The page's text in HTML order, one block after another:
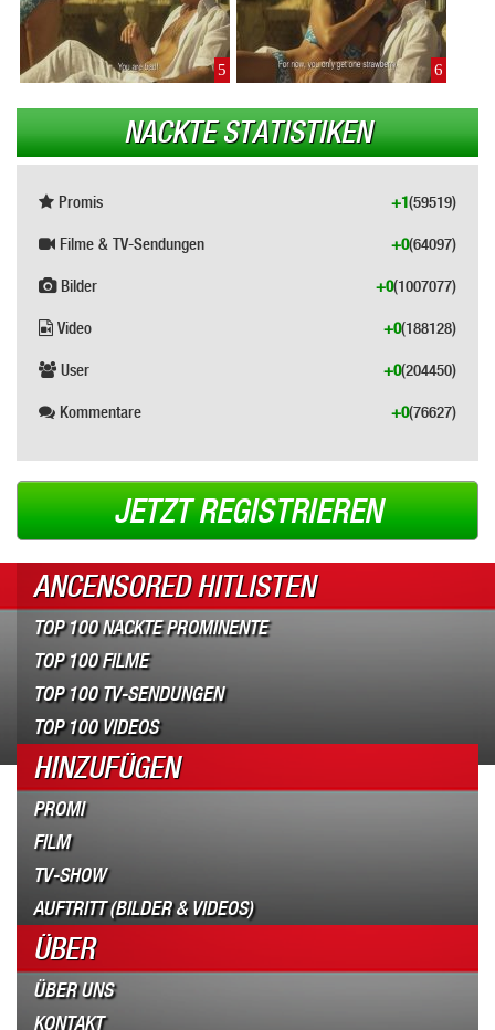
5 6
NACKTE STATISTIKEN
Promis (59519)
+1
Filme & TV-Sendungen (64097)
+0
Bilder (1007077)
+0
Video (188128)
+0
User (204450)
+0
Kommentare (76627)
+0
JETZT REGISTRIEREN
ANCENSORED HITLISTEN
TOP 100 NACKTE PROMINENTE
TOP 100 FILME
TOP 100 TV-SENDUNGEN
TOP 100 VIDEOS
HINZUFÜGEN
PROMI
FILM
TV-SHOW
AUFTRITT (BILDER & VIDEOS)
ÜBER
ÜBER UNS
KONTAKT